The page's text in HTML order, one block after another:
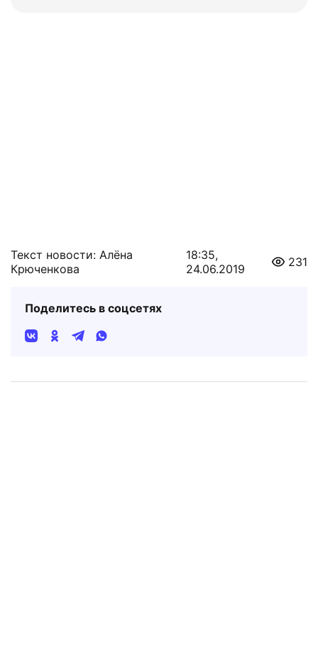
Текст новости: Алёна
Крюченкова
18:35,
24.06.2019
231
Поделитесь в соцсетях